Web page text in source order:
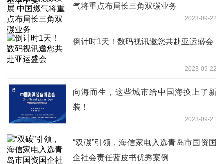
气将重点布局长三角双碳业务
2023-09-22
倒计时1天！数码视讯邀您共赴亚运盛会
2023-09-22
向海而生，这些城市给中国海换上了新
装！
2023-09-21
“双碳”引领，海信家电入选青岛市国资国
企社会责任蓝皮书优秀案例